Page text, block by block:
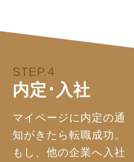
STEP.4
内定･入社
マイページに内定の通
知がきたら転職成功。
もし、他の企業へ入社